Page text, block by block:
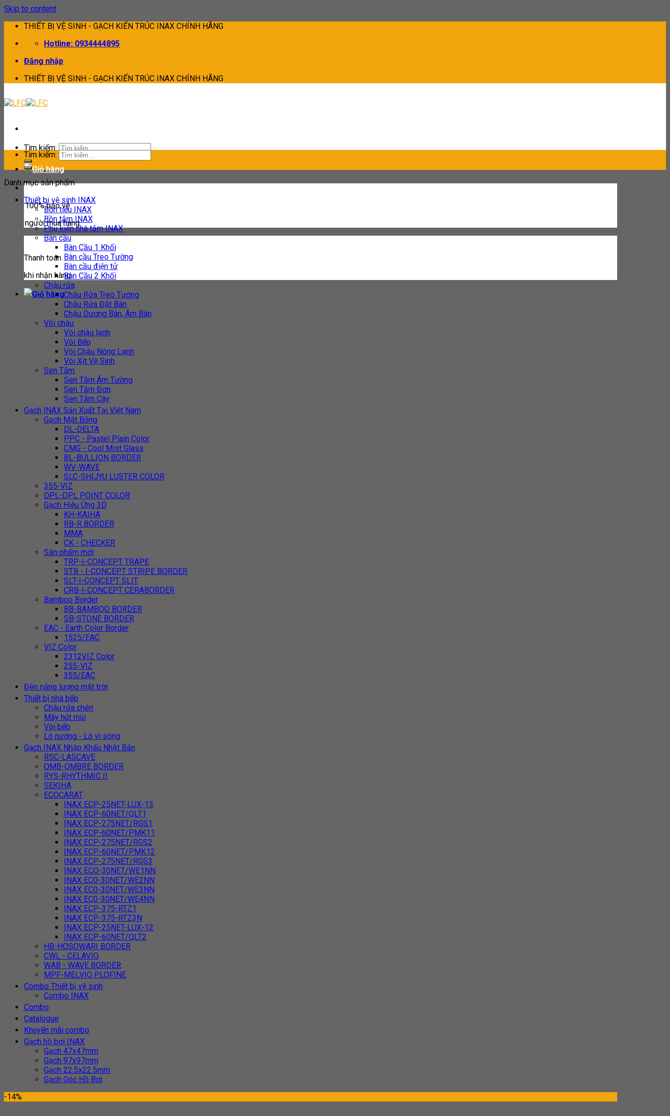
Skip to content
THIẾT BỊ VỆ SINH - GẠCH KIẾN TRÚC INAX CHÍNH HÃNG
Hotline: 0934444895
Đăng nhập
THIẾT BỊ VỆ SINH - GẠCH KIẾN TRÚC INAX CHÍNH HÃNG
Tìm kiếm:
100% bảo vệ
người mua hàng
Thanh toán
khi nhận hàng
Tìm kiếm:
Danh mục sản phẩm
Thiết bị vệ sinh INAX
Bồn tiểu INAX
Bồn tắm INAX
Phụ kiện nhà tắm INAX
Bàn cầu
Bàn Cầu 1 Khối
Bàn cầu Treo Tường
Bàn cầu điện tử
Bàn Cầu 2 Khối
Chậu rửa
Chậu Rửa Treo Tường
Chậu Rửa Đặt Bàn
Chậu Dương Bàn, Âm Bàn
Vòi chậu
Vòi chậu lạnh
Vòi Bếp
Vòi Chậu Nóng Lạnh
Vòi Xịt Vệ Sinh
Sen Tắm
Sen Tắm Âm Tường
Sen Tắm Đơn
Sen Tắm Cây
Gạch INAX Sản Xuất Tại Việt Nam
Gạch Mặt Bóng
DL-DELTA
PPC - Pastel Plain Color
CMG - Cool Mist Glass
BL-BULLION BORDER
WV-WAVE
SLC-SHIJYU LUSTER COLOR
355-VIZ
DPL-DPL POINT COLOR
Gạch Hiệu Ứng 3D
KH-KAIHA
RB-R BORDER
MMA
CK - CHECKER
Sản phẩm mới
TRP-I-CONCEPT TRAPE
STB - I-CONCEPT STRIPE BORDER
SLT-I-CONCEPT SLIT
CRB-I-CONCEPT CERABORDER
Bamboo Border
BB-BAMBOO BORDER
SB-STONE BORDER
EAC - Earth Color Border
1525/EAC
VIZ Color
2312VIZ Color
255-VIZ
355/EAC
Đèn năng lượng mặt trời
Thiết bị nhà bếp
Chậu rửa chén
Máy hút mùi
Vòi bếp
Lò nướng - Lò vi sóng
Gạch INAX Nhập Khẩu Nhật Bản
RSC-LASCAVE
OMB-OMBRE BORDER
RYS-RHYTHMIC II
SEKIHA
ECOCARAT
INAX ECP-25NET-LUX-13
INAX ECP-60NET/QLT1
INAX ECP-275NET/RGS1
INAX ECP-60NET/PMK11
INAX ECP-275NET/RGS2
INAX ECP-60NET/PMK12
INAX ECP-275NET/RGS3
INAX ECO-30NET/WE1NN
INAX EC0-30NET/WE2NN
INAX EC0-30NET/WE3NN
INAX EC0-30NET/WE4NN
INAX ECP-375-RTZ1
INAX ECP-375-RTZ3N
INAX ECP-25NET-LUX-12
INAX ECP-60NET/QLT2
HB-HOSOWARI BORDER
CWL - CELAVIO
WAB - WAVE BORDER
MPF-MELVIO PLOFINE
Combo Thiết bị vệ sinh
Combo INAX
Combo
Catalogue
Khuyến mãi combo
Gạch hồ bơi INAX
Gạch 47x47mm
Gạch 97x97mm
Gạch 22.5x22.5mm
Gạch Góc Hồ Bơi
-14%